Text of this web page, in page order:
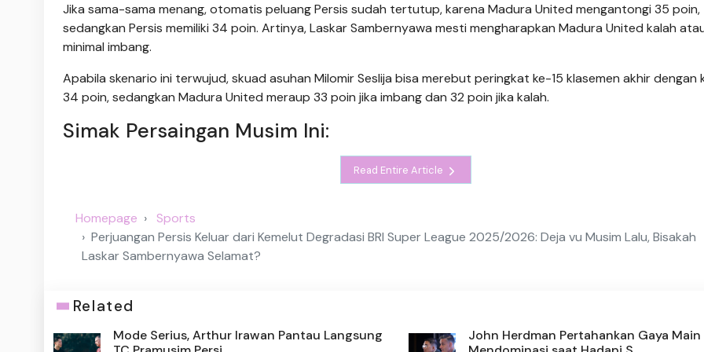
Jika sama-sama menang, otomatis peluang Persis sudah tertutup, karena Madura United mengantongi 35 poin,
sedangkan Persis memiliki 34 poin. Artinya, Laskar Sambernyawa mesti mengharapkan Madura United kalah
minimal imbang.
Apabila skenario ini terwujud, skuad asuhan Milomir Seslija bisa merebut peringkat ke-15 klasemen akhir dengan
34 poin, sedangkan Madura United meraup 33 poin jika imbang dan 32 poin jika kalah.
Simak Persaingan Musim Ini:
Read Entire Article
Homepage
Sports
Perjuangan Persis Keluar dari Kemelut Degradasi BRI Super League 2025/2026: Deja vu Musim Lalu, Bisakah
Laskar Sambernyawa Selamat?
Related
Mode Serius, Arthur Irawan Pantau Langsung
John Herdman Pertahankan Gaya Main